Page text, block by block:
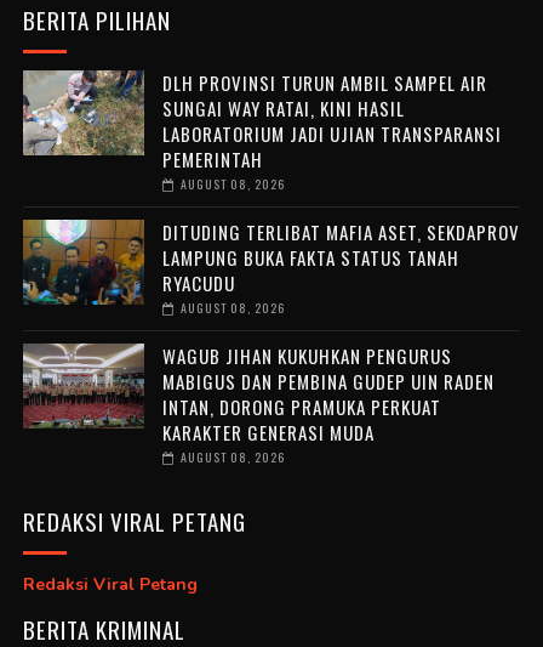
BERITA PILIHAN
DLH PROVINSI TURUN AMBIL SAMPEL AIR
SUNGAI WAY RATAI, KINI HASIL
LABORATORIUM JADI UJIAN TRANSPARANSI
PEMERINTAH
AUGUST 08, 2026
DITUDING TERLIBAT MAFIA ASET, SEKDAPROV
LAMPUNG BUKA FAKTA STATUS TANAH
RYACUDU
AUGUST 08, 2026
WAGUB JIHAN KUKUHKAN PENGURUS
MABIGUS DAN PEMBINA GUDEP UIN RADEN
INTAN, DORONG PRAMUKA PERKUAT
KARAKTER GENERASI MUDA
AUGUST 08, 2026
REDAKSI VIRAL PETANG
Redaksi Viral Petang
BERITA KRIMINAL